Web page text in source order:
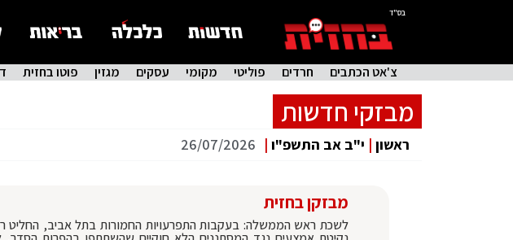
בס"ד
צ'אט הכתבים חרדים פוליטי מקומי עסקים מגזין פוטו בחזית
מבזקי חדשות
ראשון | י"ב אב התשפ"ו |
26/07/2026
מבזקן בחזית
לשכת ראש הממשלה: בעקבות התפרעויות החמורות בתל אביב, החליט